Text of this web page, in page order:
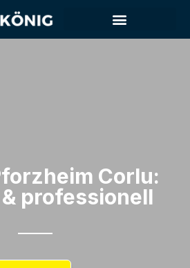
Corlu:
professionell​